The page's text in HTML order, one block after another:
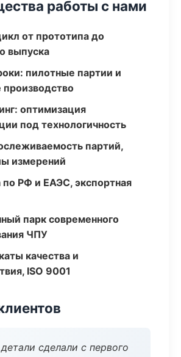
работы с нами
от прототипа до
выпуска
пилотные партии и
производство
оптимизация
под технологичность
партий,
измерений
по РФ и ЕАЭС, экспортная
парк современного
ЧПУ
качества и
ISO 9001
сделали с первого